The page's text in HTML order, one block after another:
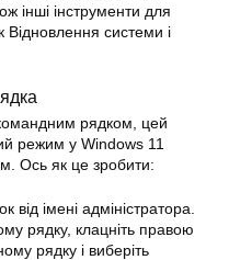
інші інструменти для
Відновлення системи і
рядком, цей
режим у Windows 11
Ось як це зробити:
імені адміністратора.
рядку, клацніть правою
рядку і виберіть